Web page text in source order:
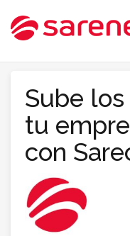
Sube
tu
con